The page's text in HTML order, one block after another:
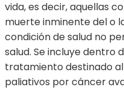
vida, es decir, aquellas
muerte inminente del o
condición de salud no
salud. Se incluye dentro
tratamiento destinado
paliativos por cáncer